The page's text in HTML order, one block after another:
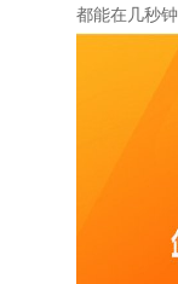
都能在几秒